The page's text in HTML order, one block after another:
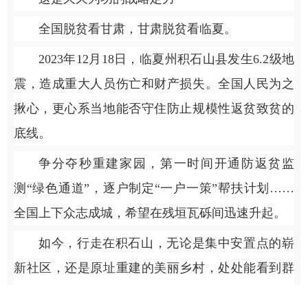
全国脱贫看甘肃，甘肃脱贫看临夏。
2023年12月18日，临夏州积石山县发生6.2级地
震，造成重大人员伤亡和财产损失。全国人民为之
揪心，更心系当地能否守住防止规模性返贫致贫的
底线。
争分夺秒重建家园，第一时间开通防返贫监
测“绿色通道”，逐户制定“一户一策”帮扶计划……
全国上下众志成城，希望在残垣瓦砾间迅速升起。
如今，行走在积石山，无论是集中安置点的崭
新社区，还是原址重建的美丽乡村，处处能看到群